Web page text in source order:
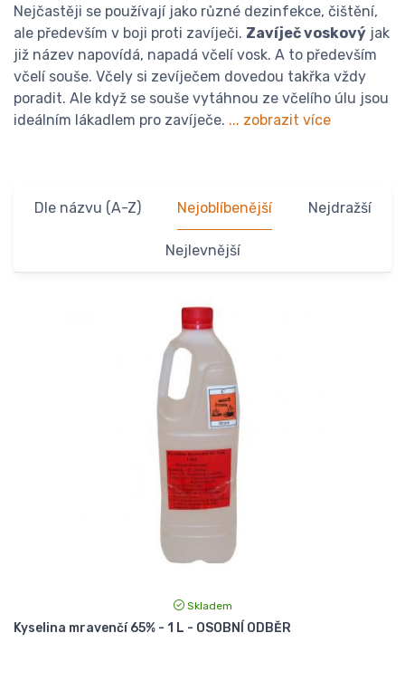
Nejčastěji se používají jako různé dezinfekce, čištění,
ale především v boji proti zavíječi. Zavíječ voskový jak
již název napovídá, napadá včelí vosk. A to především
včelí souše. Včely si zevíječem dovedou takřka vždy
poradit. Ale když se souše vytáhnou ze včelího úlu jsou
ideálním lákadlem pro zavíječe. ... zobrazit více
Dle názvu (A-Z) Nejoblíbenější Nejdražší
Nejlevnější
Skladem
Kyselina mravenčí 65% - 1 L - OSOBNÍ ODBĚR